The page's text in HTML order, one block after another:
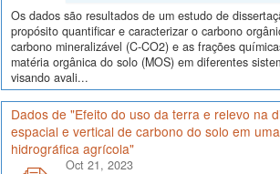
Os dados são resultados de um estudo de
propósito quantificar e caracterizar o carbono
carbono mineralizável (C-CO2) e as frações
matéria orgânica do solo (MOS) em diferentes
visando avali...
Dados de "Efeito do uso da terra e relevo na
espacial e vertical de carbono do solo em
hidrográfica agrícola"
Oct 21, 2023